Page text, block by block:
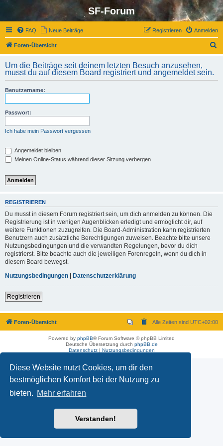
Diese Website nutzt Cookies, um dir den
bestmöglichen Komfort bei der Nutzung zu
bieten. Mehr erfahren
Verstanden!
SF-Forum
FAQ Neue Beiträge Anmelden
Registrieren
Foren-Übersicht
h
Um die Beiträge seit deinem letzten Besuch anzusehen,
musst du auf diesem Board registriert und angemeldet sein.
Benutzername:
Passwort:
Ich habe mein Passwort vergessen
Angemeldet bleiben
Meinen Online-Status während dieser Sitzung verbergen
REGISTRIEREN
Du musst in diesem Forum registriert sein, um dich anmelden zu können. Die
Registrierung ist in wenigen Augenblicken erledigt und ermöglicht dir, auf
weitere Funktionen zuzugreifen. Die Board-Administration kann registrierten
Benutzern auch zusätzliche Berechtigungen zuweisen. Beachte bitte unsere
Nutzungsbedingungen und die verwandten Regelungen, bevor du dich
registrierst. Bitte beachte auch die jeweiligen Forenregeln, wenn du dich in
diesem Board bewegst.
Nutzungsbedingungen | Datenschutzerklärung
Registrieren
Foren-Übersicht Alle Zeiten sind UTC+02:00
Powered by phpBB® Forum Software © phpBB Limited
Deutsche Übersetzung durch phpBB.de
Datenschutz| Nutzungsbedingungen